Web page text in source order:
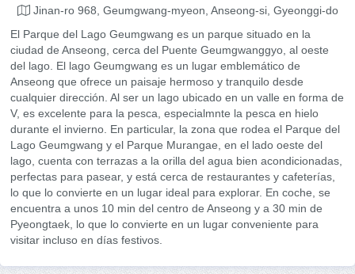
Jinan-ro 968, Geumgwang-myeon, Anseong-si, Gyeonggi-do
El Parque del Lago Geumgwang es un parque situado en la
ciudad de Anseong, cerca del Puente Geumgwanggyo, al oeste
del lago. El lago Geumgwang es un lugar emblemático de
Anseong que ofrece un paisaje hermoso y tranquilo desde
cualquier dirección. Al ser un lago ubicado en un valle en forma de
V, es excelente para la pesca, especialmnte la pesca en hielo
durante el invierno. En particular, la zona que rodea el Parque del
Lago Geumgwang y el Parque Murangae, en el lado oeste del
lago, cuenta con terrazas a la orilla del agua bien acondicionadas,
perfectas para pasear, y está cerca de restaurantes y cafeterías,
lo que lo convierte en un lugar ideal para explorar. En coche, se
encuentra a unos 10 min del centro de Anseong y a 30 min de
Pyeongtaek, lo que lo convierte en un lugar conveniente para
visitar incluso en días festivos.